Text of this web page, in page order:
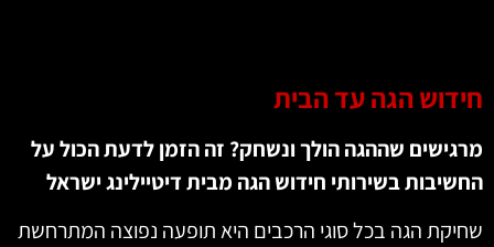
חידוש הגה עד הבית
מרגישים שההגה הולך ונשחק? זה הזמן לדעת הכול על
החשיבות בשירותי חידוש הגה מבית דיטיילינג ישראל
שחיקת הגה בכל סוגי הרכבים היא תופעה נפוצה המתרחשת